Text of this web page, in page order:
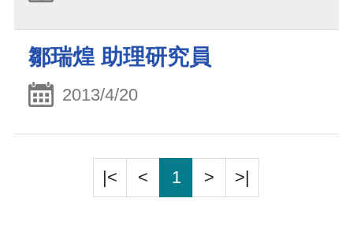
鄒瑞煌 助理研究員
2013/4/20
|< < 1 > >|